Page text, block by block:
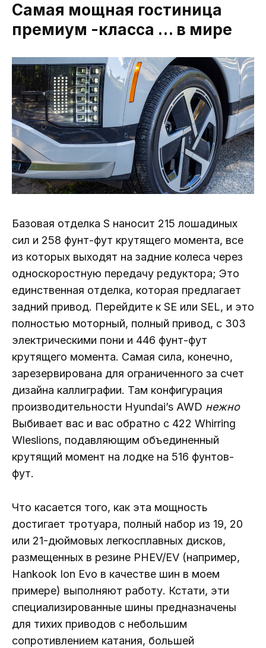
Самая мощная гостиница
премиум -класса … в мире
Базовая отделка S наносит 215 лошадиных
сил и 258 фунт-фут крутящего момента, все
из которых выходят на задние колеса через
односкоростную передачу редуктора; Это
единственная отделка, которая предлагает
задний привод. Перейдите к SE или SEL, и это
полностью моторный, полный привод, с 303
электрическими пони и 446 фунт-фут
крутящего момента. Самая сила, конечно,
зарезервирована для ограниченного за счет
дизайна каллиграфии. Там конфигурация
производительности Hyundai’s AWD нежно
Выбивает вас и вас обратно с 422 Whirring
Wleslions, подавляющим объединенный
крутящий момент на лодке на 516 фунтов-
фут.
Что касается того, как эта мощность
достигает тротуара, полный набор из 19, 20
или 21-дюймовых легкосплавных дисков,
размещенных в резине PHEV/EV (например,
Hankook Ion Evo в качестве шин в моем
примере) выполняют работу. Кстати, эти
специализированные шины предназначены
для тихих приводов с небольшим
сопротивлением катания, большей